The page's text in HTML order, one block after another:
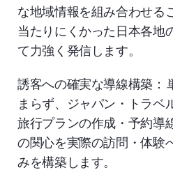
な地域情報を組み合わせる
当たりにくかった日本各地
て力強く発信します。
誘客への確実な導線構築：
まらず、ジャパン・トラベ
旅行プランの作成・予約導
の関心を実際の訪問・体験
みを構築します。